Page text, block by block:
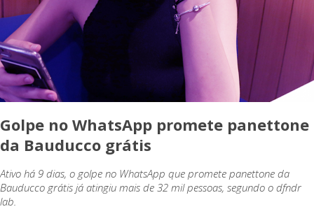
Golpe no WhatsApp promete panettone
da Bauducco grátis
Ativo há 9 dias, o golpe no WhatsApp que promete panettone da
Bauducco grátis já atingiu mais de 32 mil pessoas, segundo o dfndr
lab.